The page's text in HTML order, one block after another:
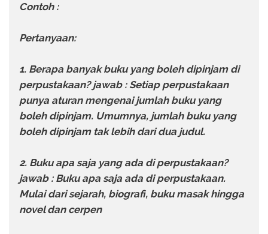
Contoh :
Pertanyaan:
1. Berapa banyak buku yang boleh dipinjam di
perpustakaan? jawab : Setiap perpustakaan
punya aturan mengenai jumlah buku yang
boleh dipinjam. Umumnya, jumlah buku yang
boleh dipinjam tak lebih dari dua judul.
2. Buku apa saja yang ada di perpustakaan?
jawab : Buku apa saja ada di perpustakaan.
Mulai dari sejarah, biografi, buku masak hingga
novel dan cerpen